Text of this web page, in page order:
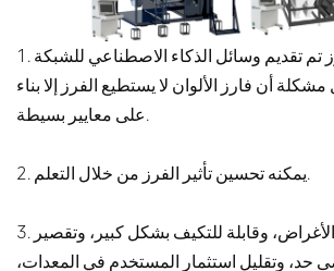
1. في مجال الفرز تم تقديم وسائل الذكاء الاصطناعي للشبكة
أن فارز الألوان لا يستطيع الفرز إلا بناء
على معايير بسيطة.
2. يمكنه تحسين تأثير الفرز من خلال التعلم.
3. آلة واحدة متعددة الأغراض، وقابلة للتكيف بشكل كبير، وتقصير
حد، وتقليل استثمار المستخدم في المعدات،